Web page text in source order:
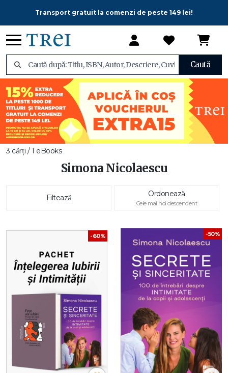
Transport gratuit la comenzi de peste 149 lei!
Caută
3 cărți / 1 eBooks
Simona Nicolaescu
Filtează Ordonează
Cele mai noi descendent
-60% -50%